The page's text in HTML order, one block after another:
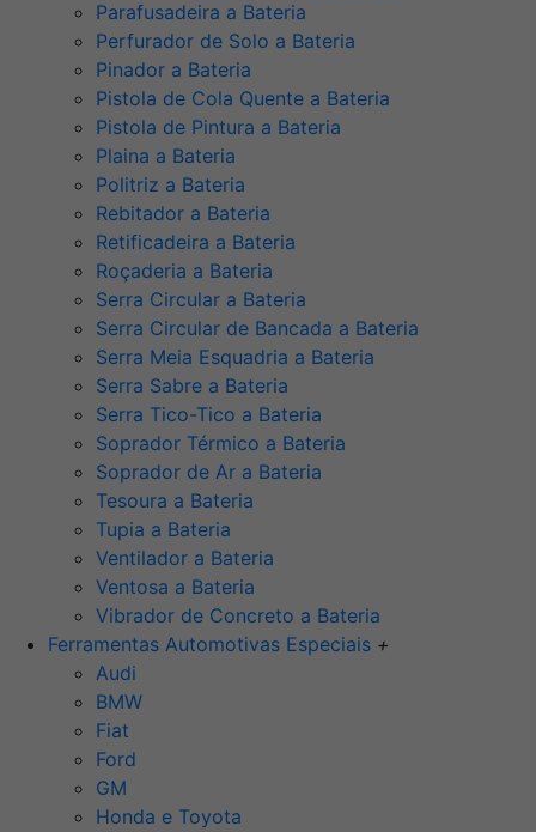
Parafusadeira a Bateria
Perfurador de Solo a Bateria
Pinador a Bateria
Pistola de Cola Quente a Bateria
Pistola de Pintura a Bateria
Plaina a Bateria
Politriz a Bateria
Rebitador a Bateria
Retificadeira a Bateria
Roçaderia a Bateria
Serra Circular a Bateria
Serra Circular de Bancada a Bateria
Serra Meia Esquadria a Bateria
Serra Sabre a Bateria
Serra Tico-Tico a Bateria
Soprador Térmico a Bateria
Soprador de Ar a Bateria
Tesoura a Bateria
Tupia a Bateria
Ventilador a Bateria
Ventosa a Bateria
Vibrador de Concreto a Bateria
Ferramentas Automotivas Especiais +
Audi
BMW
Fiat
Ford
GM
Honda e Toyota